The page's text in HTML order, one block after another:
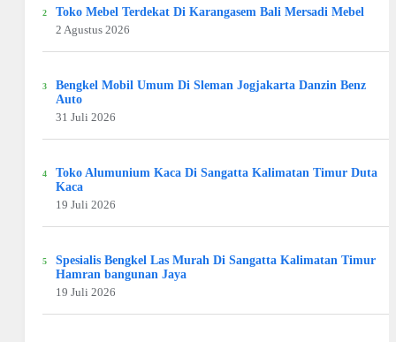
Toko Mebel Terdekat Di Karangasem Bali Mersadi Mebel
2 Agustus 2026
Bengkel Mobil Umum Di Sleman Jogjakarta Danzin Benz
Auto
31 Juli 2026
Toko Alumunium Kaca Di Sangatta Kalimatan Timur Duta
Kaca
19 Juli 2026
Spesialis Bengkel Las Murah Di Sangatta Kalimatan Timur
Hamran bangunan Jaya
19 Juli 2026